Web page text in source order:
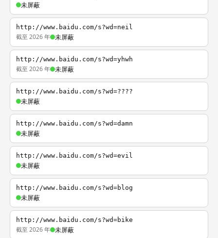
未屏蔽
http://www.baidu.com/s?wd=neil
截至 2026 年 未屏蔽
http://www.baidu.com/s?wd=yhwh
截至 2026 年 未屏蔽
http://www.baidu.com/s?wd=????
未屏蔽
http://www.baidu.com/s?wd=damn
未屏蔽
http://www.baidu.com/s?wd=evil
未屏蔽
http://www.baidu.com/s?wd=blog
未屏蔽
http://www.baidu.com/s?wd=bike
截至 2026 年 未屏蔽